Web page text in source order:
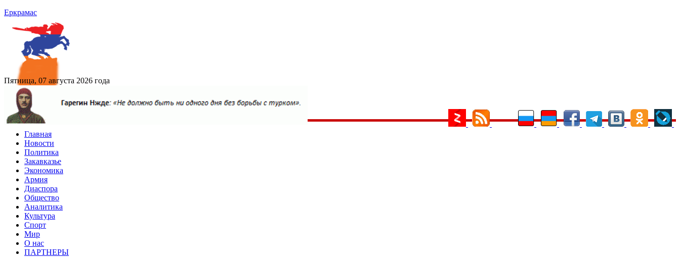
Еркрамас
Пятница, 07 августа 2026 года
Главная
Новости
Политика
Закавказье
Экономика
Армия
Диаспора
Общество
Аналитика
Культура
Спорт
Мир
О нас
ПАРТНЕРЫ